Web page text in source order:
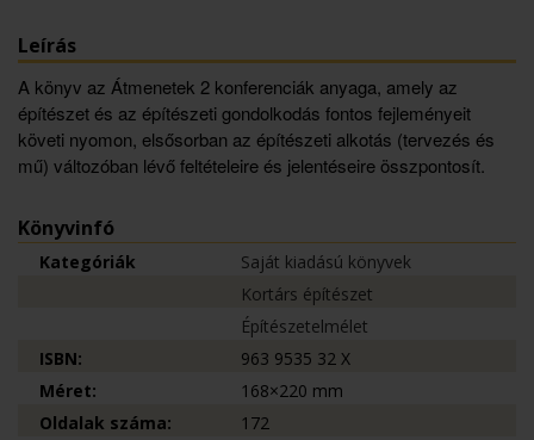
Leírás
A könyv az Átmenetek 2 konferenciák anyaga, amely az
építészet és az építészeti gondolkodás fontos fejleményeit
követi nyomon, elsősorban az építészeti alkotás (tervezés és
mű) változóban lévő feltételeire és jelentéseire összpontosít.
Könyvinfó
Kategóriák
Saját kiadású könyvek
Kortárs építészet
Építészetelmélet
ISBN:
963 9535 32 X
Méret:
168×220 mm
Oldalak száma:
172